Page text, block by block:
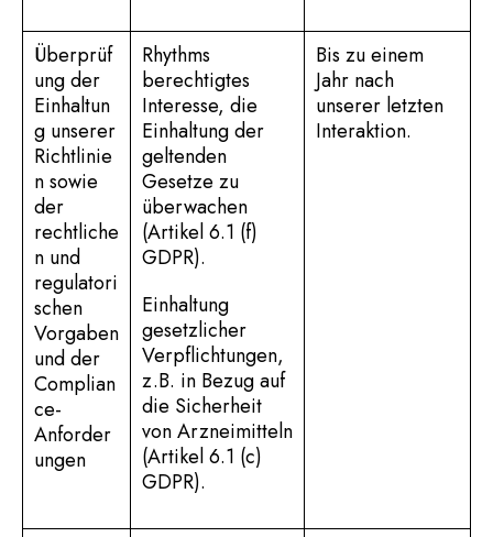
Überprüf
ung der
Einhaltun
g unserer
Richtlinie
n sowie
der
rechtliche
n und
regulatori
schen
Vorgaben
und der
Complian
ce-
Anforder
ungen
Rhythms
berechtigtes
Interesse, die
Einhaltung der
geltenden
Gesetze zu
überwachen
(Artikel 6.1 (f)
GDPR).
Einhaltung
gesetzlicher
Verpflichtungen,
z.B. in Bezug auf
die Sicherheit
von Arzneimitteln
(Artikel 6.1 (c)
GDPR).
Bis zu einem
Jahr nach
unserer letzten
Interaktion.